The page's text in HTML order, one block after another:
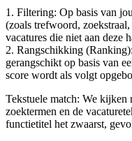
1. Filtering: Op basis van
(zoals trefwoord,
vacatures die niet aan deze
2. Rangschikking
gerangschikt op basis van
score wordt als volgt
Tekstuele match: We kijken
zoektermen en de
functietitel het zwaarst,